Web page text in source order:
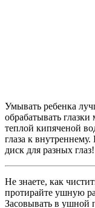
Умывать ребенка
обрабатывать
теплой кипяченой
глаза к
диск для разных глаз!
Не знаете, как
протирайте ушную
Засовывать в ушной